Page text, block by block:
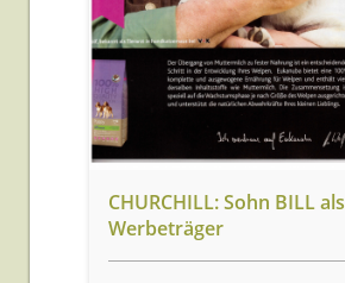
CHURCHILL: Sohn BILL als
Werbeträger